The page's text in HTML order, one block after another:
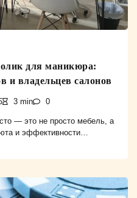
для маникюра:
и владельцев салонов
3 min 0
— это не просто мебель, а
и эффективности…